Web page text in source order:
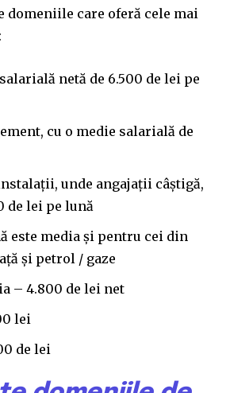
domeniile care oferă cele mai
netă de 6.500 de lei pe
cu o medie salarială de
unde angajații câștigă,
de lei pe lună
este media și pentru cei din
și petrol / gaze
– 4.800 de lei net
lei
de lei